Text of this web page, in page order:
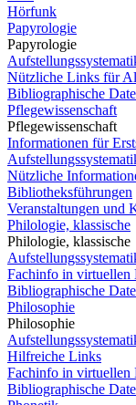
Hörfunk
Papyrologie
Papyrologie
Nützliche Links für
Bibliographische
Pflegewissenschaft
Pflegewissenschaft
Informationen für
Nützliche
Bibliotheksführungen
Veranstaltungen und
Philologie, klassische
Philologie, klassische
Fachinfo in virtuellen
Bibliographische
Philosophie
Philosophie
Hilfreiche Links
Fachinfo in virtuellen
Bibliographische